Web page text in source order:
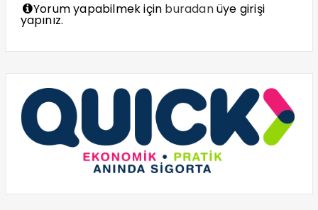
Yorum yapabilmek için buradanüye girişi
yapınız.